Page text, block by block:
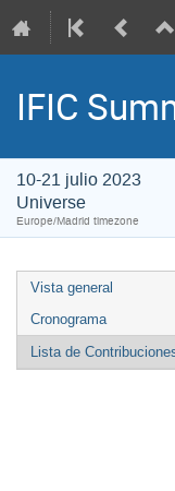
IFIC
10-21 julio 2023
Universe
Europe/Madrid timezone
Vista general
Cronograma
Lista de